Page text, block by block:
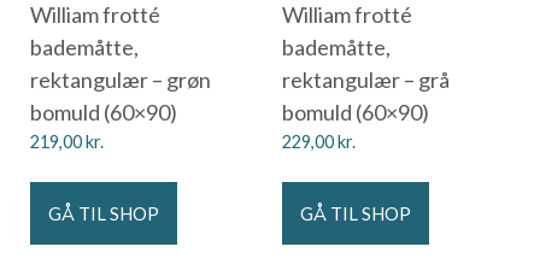
William frotté
bademåtte,
rektangulær – grøn
bomuld (60×90)
219,00kr.
GÅ TIL SHOP
William frotté
bademåtte,
rektangulær – grå
bomuld (60×90)
229,00kr.
GÅ TIL SHOP